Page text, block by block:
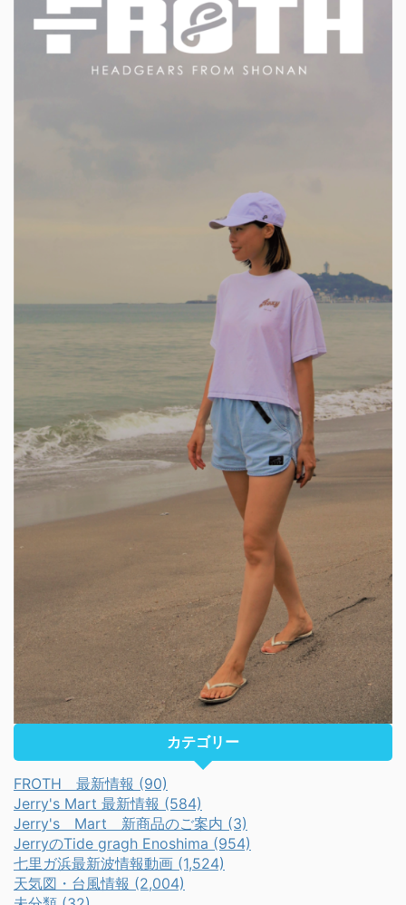
カテゴリー
FROTH 最新情報 (90)
Jerry's Mart 最新情報 (584)
Jerry's Mart 新商品のご案内 (3)
JerryのTide gragh Enoshima (954)
七里ガ浜最新波情報動画 (1,524)
天気図・台風情報 (2,004)